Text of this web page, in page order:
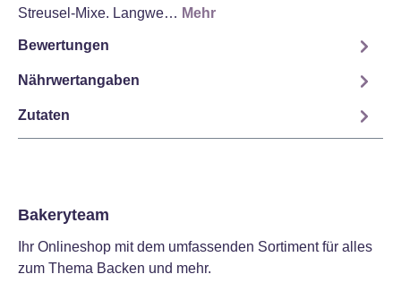
Streusel-Mixe. Langwe… Mehr
Bewertungen
Nährwertangaben
Zutaten
Bakeryteam
Ihr Onlineshop mit dem umfassenden Sortiment für alles
zum Thema Backen und mehr.